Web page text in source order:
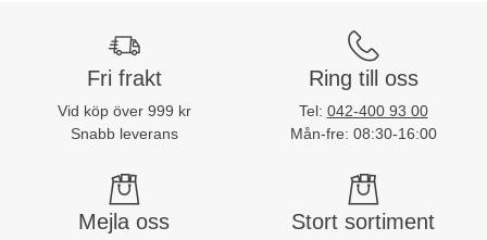
Fri frakt
Vid köp över 999 kr
Snabb leverans
Ring till oss
Tel: 042-400 93 00
Mån-fre: 08:30-16:00
Mejla oss Stort sortiment